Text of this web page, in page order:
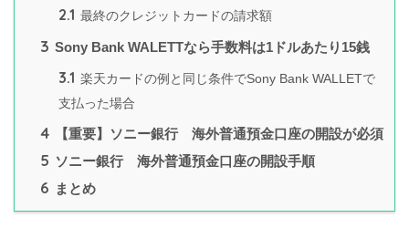
2.1 最終のクレジットカードの請求額
3 Sony Bank WALETTなら手数料は1ドルあたり15銭
3.1 楽天カードの例と同じ条件でSony Bank WALLETで
支払った場合
4 【重要】ソニー銀行 海外普通預金口座の開設が必須
5 ソニー銀行 海外普通預金口座の開設手順
6 まとめ